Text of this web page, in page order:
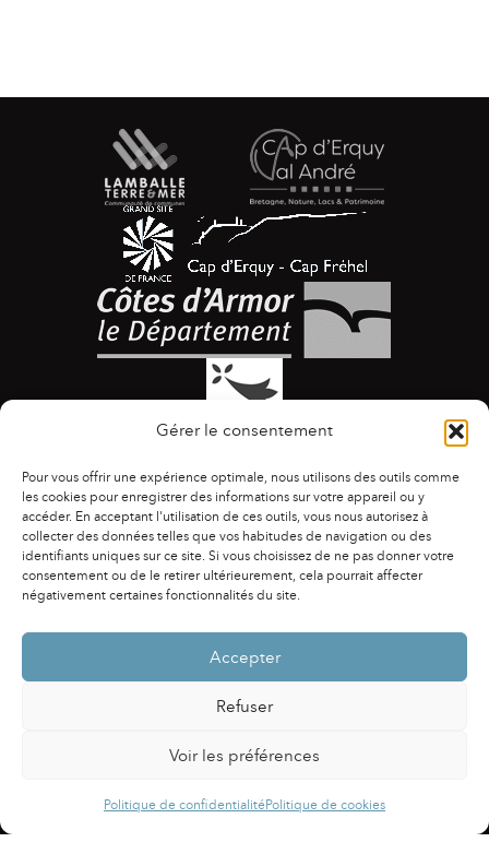
Gérer le consentement
Pour vous offrir une expérience optimale, nous utilisons des outils comme
les cookies pour enregistrer des informations sur votre appareil ou y
accéder. En acceptant l'utilisation de ces outils, vous nous autorisez à
collecter des données telles que vos habitudes de navigation ou des
identifiants uniques sur ce site. Si vous choisissez de ne pas donner votre
consentement ou de le retirer ultérieurement, cela pourrait affecter
négativement certaines fonctionnalités du site.
Accepter
Refuser
Voir les préférences
Politique de confidentialitéPolitique de cookies
ACCESSIBILITÉ | AGENDA | ASSOCIATIONS
|
CONTACTS
PUBLICATIONS ESPACE PRESSE